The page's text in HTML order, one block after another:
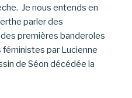
Je nous entends en
parler des
premières banderoles
féministes par Lucienne
de Séon décédée la